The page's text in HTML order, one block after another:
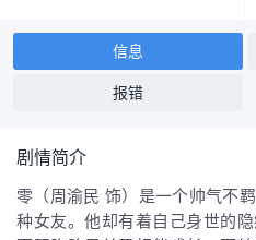
信息
报错
剧情简介
零（周渝民 饰）是一个帅气不
种女友。他却有着自己身世的